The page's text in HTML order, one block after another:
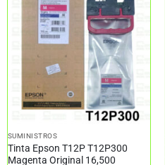
SUMINISTROS
Tinta Epson T12P T12P300
Magenta Original 16,500